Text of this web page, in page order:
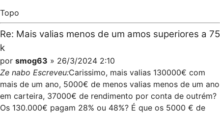
Topo
Re: Mais valias menos de um amos superiores a 75
k
por smog63 » 26/3/2024 2:10
Ze nabo Escreveu:Carissimo, mais valias 130000€ com
mais de um ano, 5000€ de menos valias menos de um ano
em carteira, 37000€ de rendimento por conta de outrém?
Os 130.000€ pagam 28% ou 48%? É que os 5000 € de